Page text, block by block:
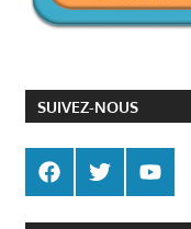
SUIVEZ-NOUS